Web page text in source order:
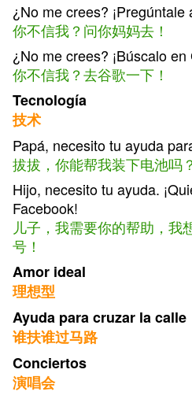
¿No me crees? ¡Pregúntale
你不信我？问你妈妈去！
¿No me crees? ¡Búscalo en
你不信我？去谷歌一下！
Tecnología
技术
Papá, necesito tu ayuda
拔拔，你能帮我装下电池吗？
Hijo, necesito tu ayuda.
Facebook!
儿子，我需要你的帮助，我
号！
Amor ideal
理想型
Ayuda para cruzar la calle
谁扶谁过马路
Conciertos
演唱会